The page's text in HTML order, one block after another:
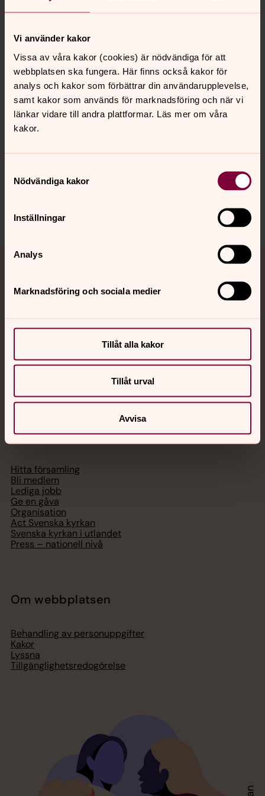
Vi använder kakor
Vissa av våra kakor (cookies) är nödvändiga för att
webbplatsen ska fungera. Här finns också kakor för
analys och kakor som förbättrar din användarupplevelse,
samt kakor som används för marknadsföring och när vi
länkar vidare till andra plattformar. Läs mer om våra
kakor.
Nödvändiga kakor
Inställningar
Analys
Marknadsföring och sociala medier
Tillåt alla kakor
Tillåt urval
Avvisa
Kalender
Hitta snabbt
Sociala kanaler
Akut samtals- och krisstöd. Prata eller chatta anonymt
Digitalt brev
Svenska kyrkan
Hitta församling
Bli medlem
Lediga jobb
Ge en gåva
Organisation
Act Svenska kyrkan
Svenska kyrkan i utlandet
Press – nationell nivå
Om webbplatsen
Behandling av personuppgifter
Kakor
Lyssna
Tillgänglighetsredogörelse